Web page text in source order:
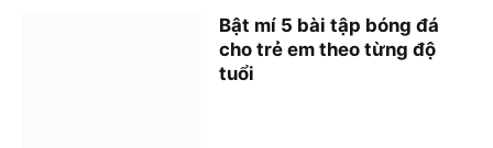
Bật mí 5 bài tập bóng đá
cho trẻ em theo từng độ
tuổi